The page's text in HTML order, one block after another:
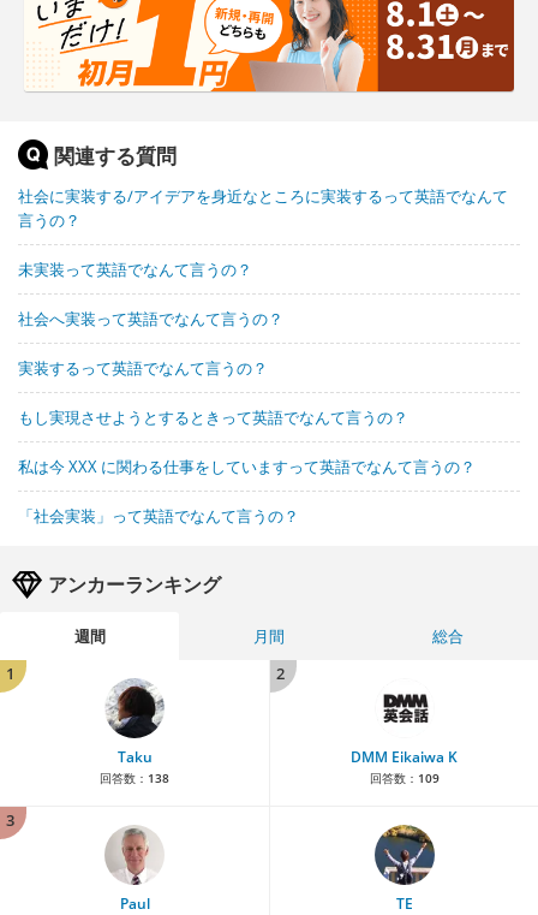
関連する質問
社会に実装する/アイデアを身近なところに実装するって英語でなんて
言うの？
未実装って英語でなんて言うの？
社会へ実装って英語でなんて言うの？
実装するって英語でなんて言うの？
もし実現させようとするときって英語でなんて言うの？
私は今 XXX に関わる仕事をしていますって英語でなんて言うの？
「社会実装」って英語でなんて言うの？
アンカーランキング
週間 月間
総合
1
Taku
回答数： 138
2
DMM Eikaiwa K
回答数： 109
3
Paul TE